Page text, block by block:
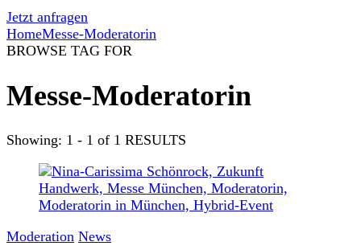
Jetzt anfragen
HomeMesse-Moderatorin
BROWSE TAG FOR
Messe-Moderatorin
Showing: 1 - 1 of 1 RESULTS
Moderation News